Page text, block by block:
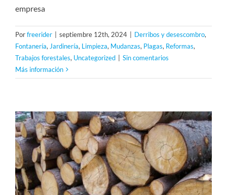
empresa
Porfreerider septiembre 12th, 2024 Derribos y desescombro,
Fontanería,Jardinería, Limpieza, Mudanzas, Plagas, Reformas,
Trabajos forestales, Uncategorized
Sin comentarios
Más información